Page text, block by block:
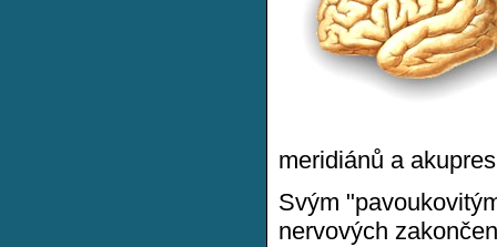
meridiánů a
Svým
nervových